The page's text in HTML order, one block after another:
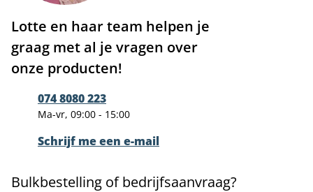
Lotte en haar team helpen je
graag met al je vragen over
onze producten!
074 8080 223
Ma-vr, 09:00 - 15:00
Schrijf me een e-mail
Bulkbestelling of bedrijfsaanvraag?